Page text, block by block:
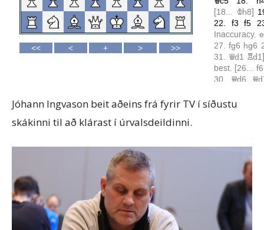
Jóhann Ingvason beit aðeins frá fyrir TV í síðustu
skákinni til að klárast í úrvalsdeildinni.